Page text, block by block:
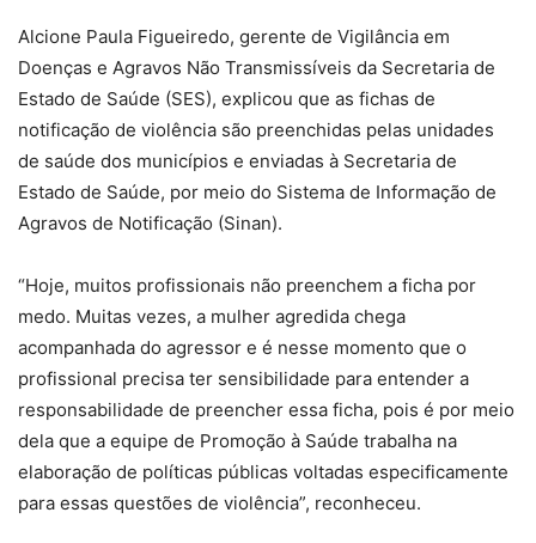
Alcione Paula Figueiredo, gerente de Vigilância em
Doenças e Agravos Não Transmissíveis da Secretaria de
Estado de Saúde (SES), explicou que as fichas de
notificação de violência são preenchidas pelas unidades
de saúde dos municípios e enviadas à Secretaria de
Estado de Saúde, por meio do Sistema de Informação de
Agravos de Notificação (Sinan).
“Hoje, muitos profissionais não preenchem a ficha por
medo. Muitas vezes, a mulher agredida chega
acompanhada do agressor e é nesse momento que o
profissional precisa ter sensibilidade para entender a
responsabilidade de preencher essa ficha, pois é por meio
dela que a equipe de Promoção à Saúde trabalha na
elaboração de políticas públicas voltadas especificamente
para essas questões de violência”, reconheceu.